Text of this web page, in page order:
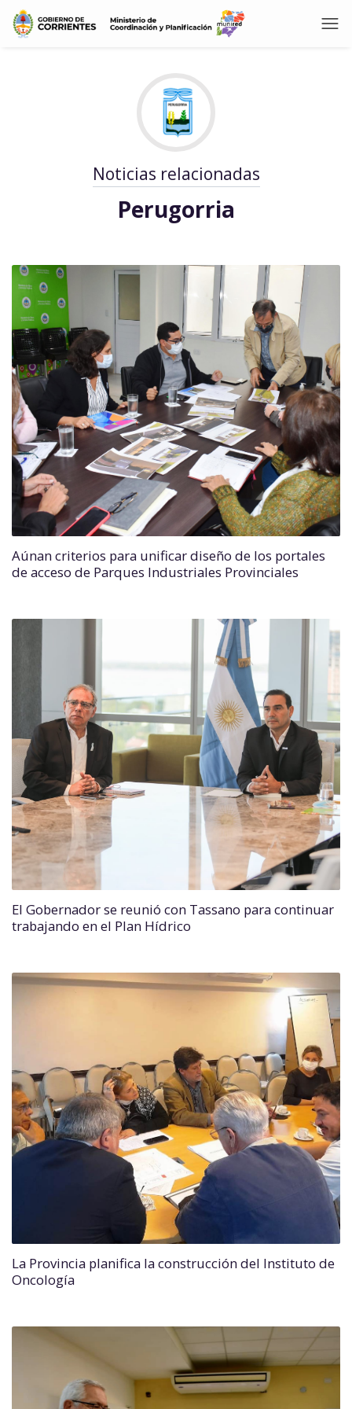
Noticias relacionadas
Perugorria
Aúnan criterios para unificar diseño de los portales
de acceso de Parques Industriales Provinciales
El Gobernador se reunió con Tassano para continuar
trabajando en el Plan Hídrico
La Provincia planifica la construcción del Instituto de
Oncología